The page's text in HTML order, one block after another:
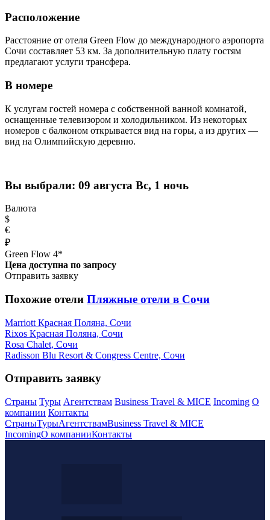
Расположение
Расстояние от отеля Green Flow до международного аэропорта
Сочи составляет 53 км. За дополнительную плату гостям
предлагают услуги трансфера.
В номере
К услугам гостей номера с собственной ванной комнатой,
оснащенные телевизором и холодильником. Из некоторых
номеров с балконом открывается вид на горы, а из других —
вид на Олимпийскую деревню.
Вы выбрали: 09 августа Вс, 1 ночь
Валюта
$
€
₽
Green Flow 4*
Цена доступна по запросу
Отправить заявку
Похожие отели Пляжные отели в Сочи
Marriott Красная Поляна, Сочи
Rixos Красная Поляна, Сочи
Rosa Chalet, Сочи
Radisson Blu Resort & Congress Centre, Сочи
Отправить заявку
Страны Туры Агентствам Business Travel & MICE Incoming О
компании Контакты
СтраныТурыАгентствамBusiness Travel & MICE
IncomingО компанииКонтакты